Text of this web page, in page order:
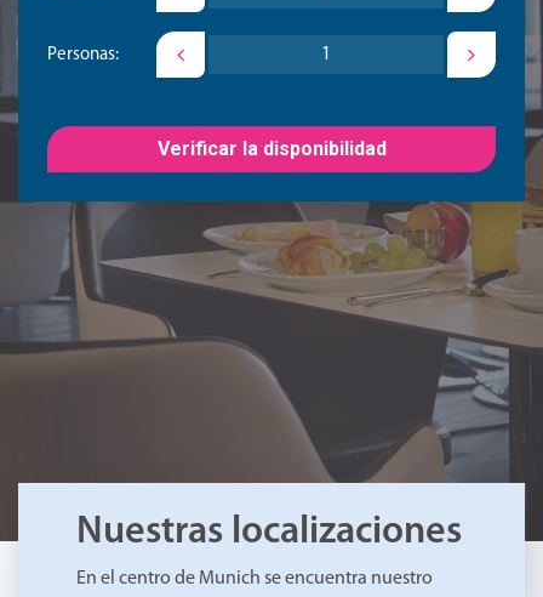
Personas:
Verificar la disponibilidad
Nuestras localizaciones
En el centro de Munich se encuentra nuestro